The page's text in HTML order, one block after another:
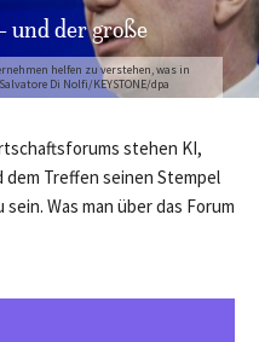
helfen zu verstehen, was in
Di Nolfi/KEYSTONE/dpa
und der große
stehen KI,
dem Treffen seinen Stempel
Was man über das Forum